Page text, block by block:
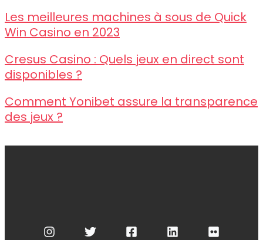
Les meilleures machines à sous de Quick
Win Casino en 2023
Cresus Casino : Quels jeux en direct sont
disponibles ?
Comment Yonibet assure la transparence
des jeux ?